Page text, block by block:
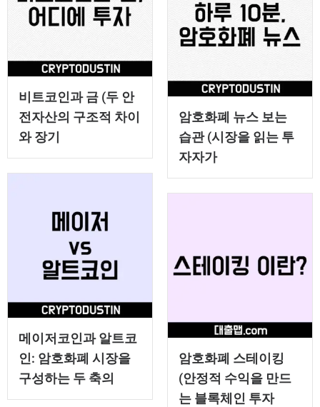
비트코인과 금 (두 안
전자산의 구조적 차이
와 장기
암호화폐 뉴스 보는
습관 (시장을 읽는 투
자자가
메이저코인과 알트코
인: 암호화폐 시장을
구성하는 두 축의
암호화폐 스테이킹
(안정적 수익을 만드
는 블록체인 투자